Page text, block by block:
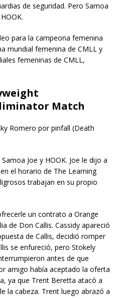
de seguridad. Pero Samoa
para la campeona femenina
mundial femenina de CMLL y
femeninas de CMLL,
Match
Romero por pinfall (Death
Joe y HOOK. Joe le dijo a
el horario de The Learning
trabajan en su propio
un contrato a Orange
de Don Callis. Cassidy apareció
de Callis, decidió romper
se enfureció, pero Stokely
antes de que
amigo había aceptado la oferta
ya que Trent Beretta atacó a
la cabeza. Trent luego abrazó a